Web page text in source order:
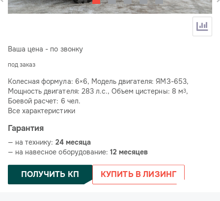
Ваша цена - по звонку
под заказ
Колесная формула: 6×6, Модель двигателя: ЯМЗ-653,
Мощность двигателя: 283 л.с., Объем цистерны: 8 м3,
Боевой расчет: 6 чел.
Все характеристики
Гарантия
— на технику: 24 месяца
— на навесное оборудование: 12 месяцев
ПОЛУЧИТЬ КП КУПИТЬ В ЛИЗИНГ